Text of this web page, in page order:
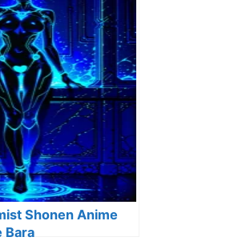
Shonen Anime
Bara